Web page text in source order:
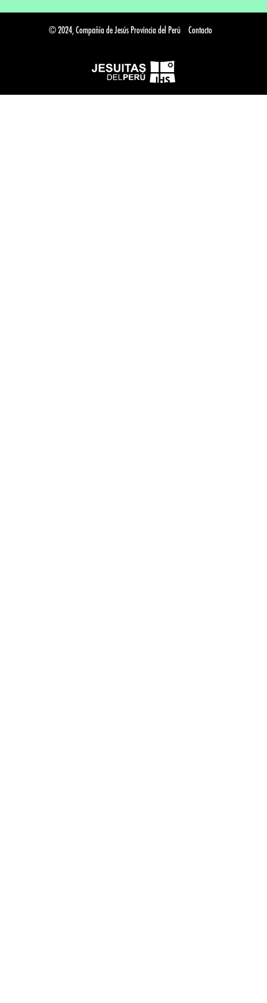
© 2024, Compañía de Jesús Provincia del Perú Contacto